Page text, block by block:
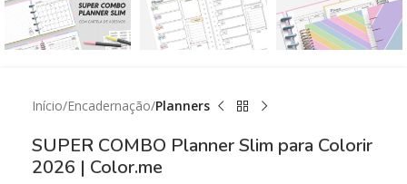
Início Encadernação Planners
SUPER COMBO Planner Slim para Colorir
2026 | Color.me